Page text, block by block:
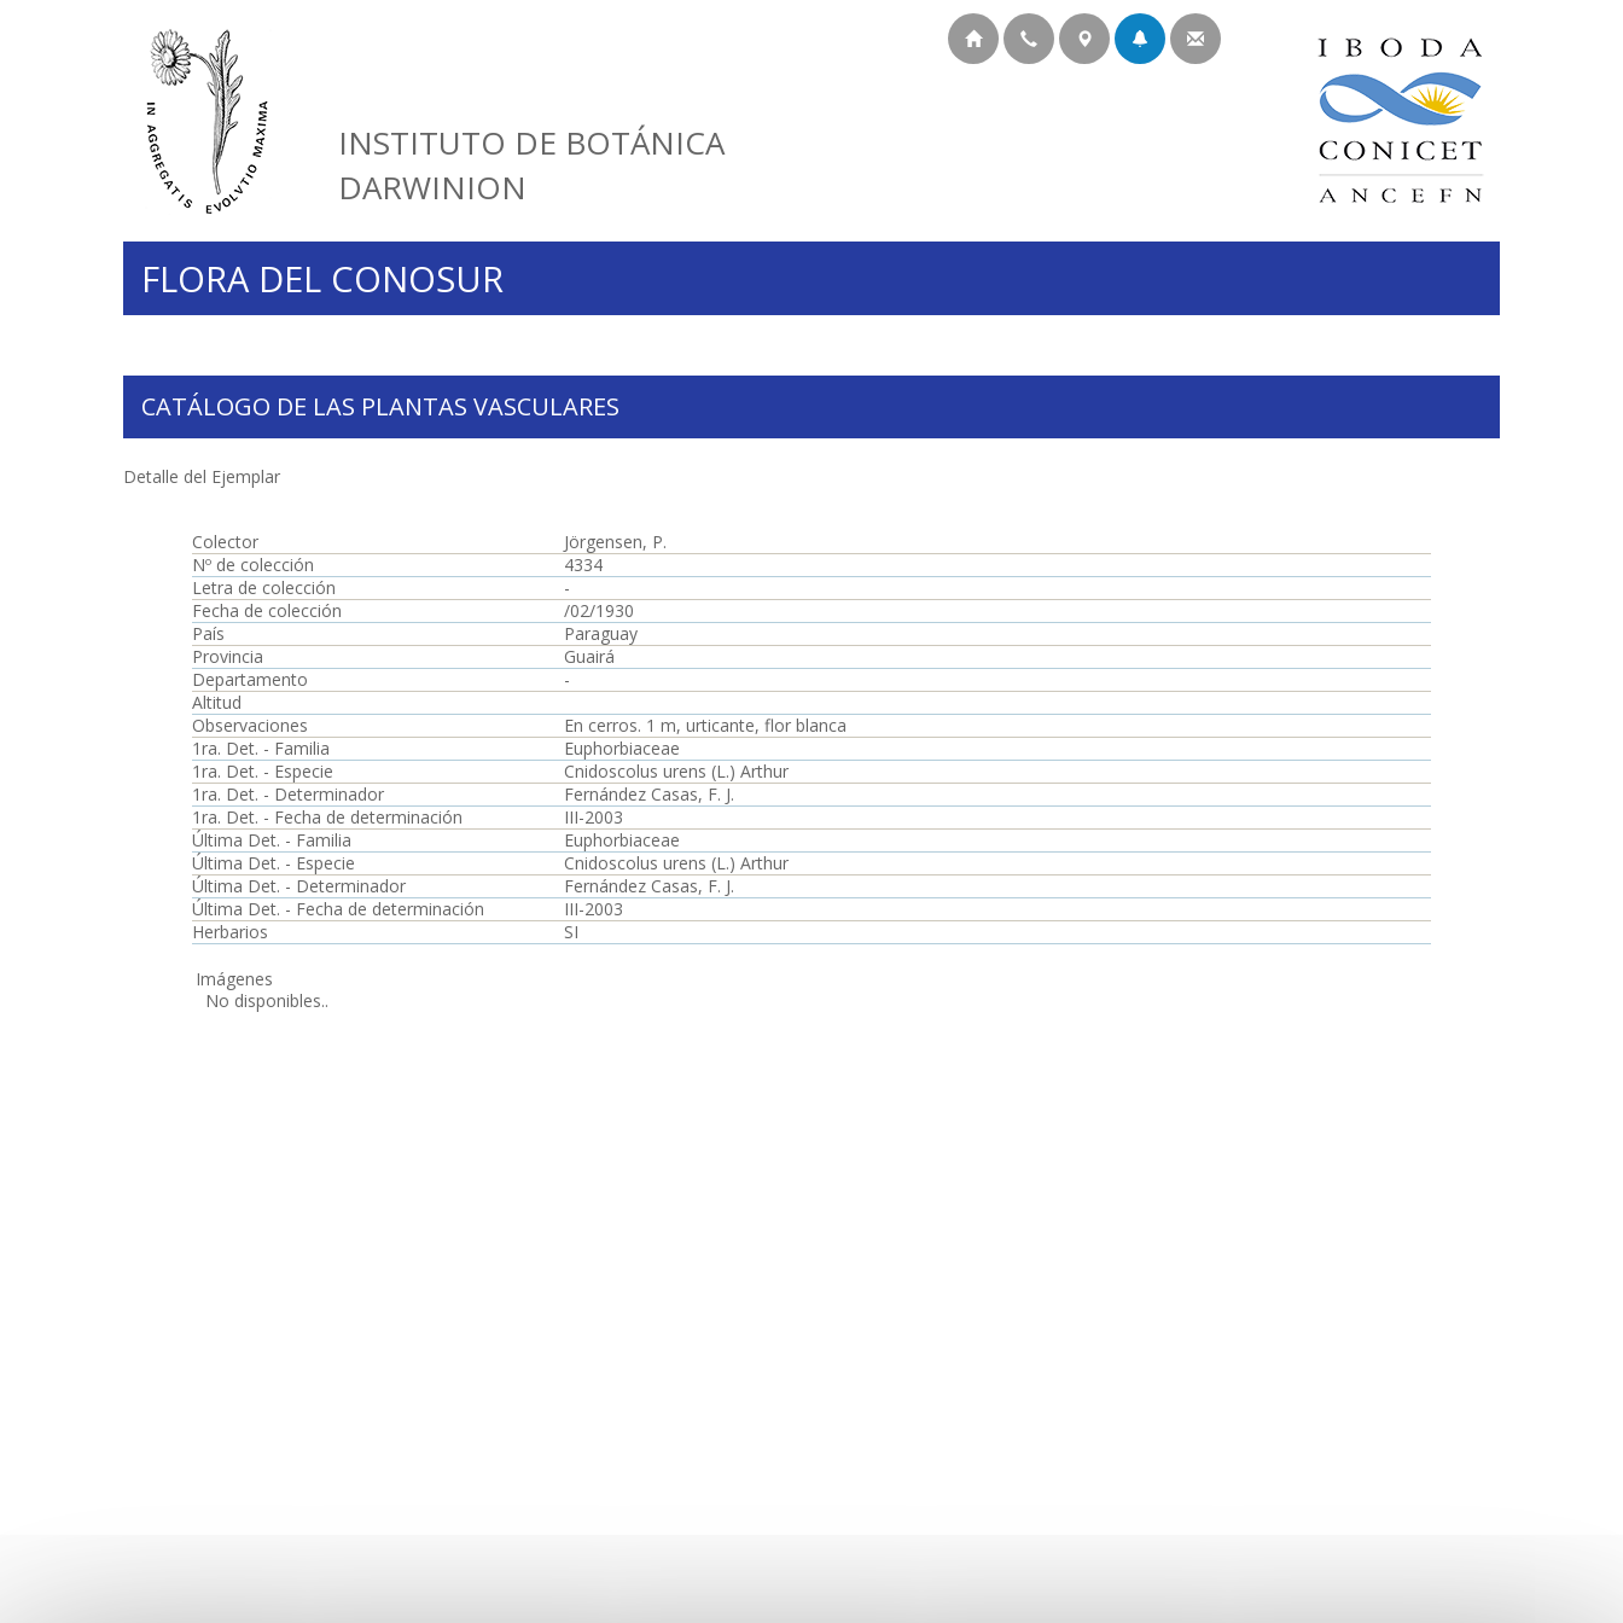
INSTITUTO DE BOTÁNICA
DARWINION
FLORA DEL CONOSUR
CATÁLOGO DE LAS PLANTAS VASCULARES
Detalle del Ejemplar
Colector
Jörgensen, P.
Nº de colección
4334
Letra de colección
-
Fecha de colección
/02/1930
País
Paraguay
Provincia
Guairá
Departamento
-
Altitud
Observaciones
En cerros. 1 m, urticante, flor blanca
1ra. Det. - Familia
Euphorbiaceae
1ra. Det. - Especie
Cnidoscolus urens (L.) Arthur
1ra. Det. - Determinador
Fernández Casas, F. J.
1ra. Det. - Fecha de determinación
III-2003
Última Det. - Familia
Euphorbiaceae
Última Det. - Especie
Cnidoscolus urens (L.) Arthur
Última Det. - Determinador
Fernández Casas, F. J.
Última Det. - Fecha de determinación
III-2003
Herbarios
SI
Imágenes
No disponibles..